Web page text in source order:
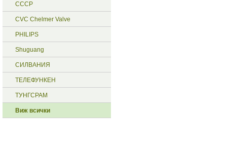
СССР
CVC Chelmer Valve
PHILIPS
Shuguang
СИЛВАНИЯ
ТЕЛЕФУНКЕН
ТУНГСРАМ
Виж всички